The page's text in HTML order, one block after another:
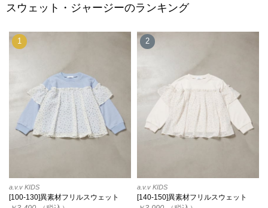
スウェット・ジャージーのランキング
1
a.v.v KIDS
[100-130]異素材フリルスウェット
2
a.v.v KIDS
[140-150]異素材フリルスウェット